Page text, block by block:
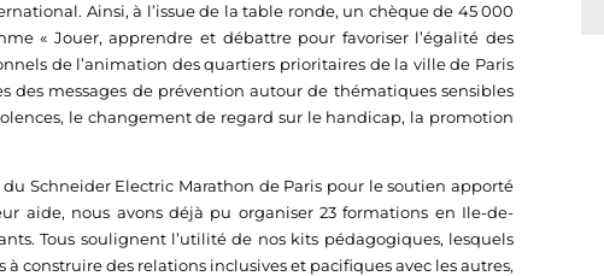
Ainsi, à l’issue de la table ronde, un chèque de 45 000
« Jouer, apprendre et débattre pour favoriser l’égalité des
de l’animation des quartiers prioritaires de la ville de Paris
des messages de prévention autour de thématiques sensibles
le changement de regard sur le handicap, la promotion
Schneider Electric Marathon de Paris pour le soutien apporté
aide, nous avons déjà pu organiser 23 formations en Ile-de-
Tous soulignent l’utilité de nos kits pédagogiques, lesquels
à construire des relations inclusives et pacifiques avec les autres,